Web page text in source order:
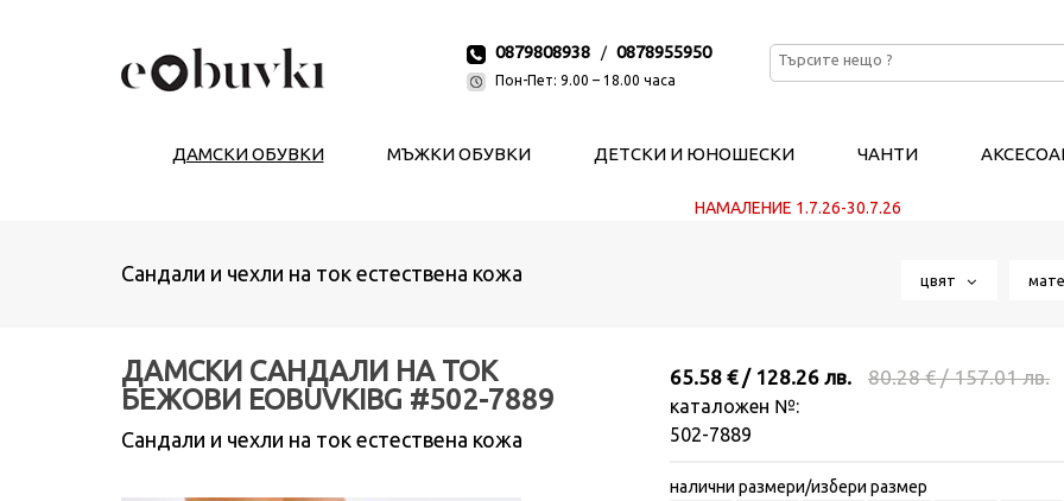
0879808938 / 0878955950
Пон-Пет: 9.00 – 18.00 часа
ДАМСКИ ОБУВКИ МЪЖКИ ОБУВКИ ДЕТСКИ И ЮНОШЕСКИ ЧАНТИ
НАМАЛЕНИЕ 1.7.26-30.7.26
Сандали и чехли на ток естествена кожа цвят
ДАМСКИ САНДАЛИ НА ТОК
БEЖОВИ EOBUVKIBG #502-7889
Сандали и чехли на ток естествена кожа
65.58 € / 128.26 лв. 80.28 € / 157.01 лв.
каталожен №:
502-7889
налични размери/избери размер